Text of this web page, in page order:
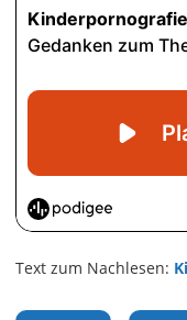
Text zum Nachlesen: